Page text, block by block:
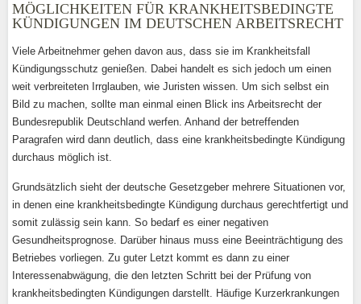
MÖGLICHKEITEN FÜR KRANKHEITSBEDINGTE
KÜNDIGUNGEN IM DEUTSCHEN ARBEITSRECHT
Viele Arbeitnehmer gehen davon aus, dass sie im Krankheitsfall
Kündigungsschutz genießen. Dabei handelt es sich jedoch um einen
weit verbreiteten Irrglauben, wie Juristen wissen. Um sich selbst ein
Bild zu machen, sollte man einmal einen Blick ins Arbeitsrecht der
Bundesrepublik Deutschland werfen. Anhand der betreffenden
Paragrafen wird dann deutlich, dass eine krankheitsbedingte Kündigung
durchaus möglich ist.
Grundsätzlich sieht der deutsche Gesetzgeber mehrere Situationen vor,
in denen eine krankheitsbedingte Kündigung durchaus gerechtfertigt und
somit zulässig sein kann. So bedarf es einer negativen
Gesundheitsprognose. Darüber hinaus muss eine Beeinträchtigung des
Betriebes vorliegen. Zu guter Letzt kommt es dann zu einer
Interessenabwägung, die den letzten Schritt bei der Prüfung von
krankheitsbedingten Kündigungen darstellt. Häufige Kurzerkrankungen